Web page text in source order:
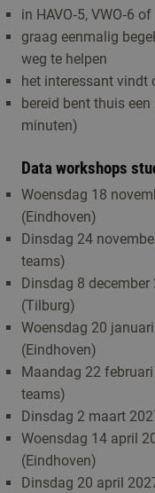
in HAVO‑5, VWO‑6
graag eenmalig
weg te helpen
het interessant vindt
bereid bent thuis
minuten)
Data workshops
Woensdag 18
(Eindhoven)
Dinsdag 24
teams)
Dinsdag 8
(Tilburg)
Woensdag 20
(Eindhoven)
Maandag 22
teams)
Dinsdag 2 maart
Woensdag 14 april
(Eindhoven)
Dinsdag 20 april